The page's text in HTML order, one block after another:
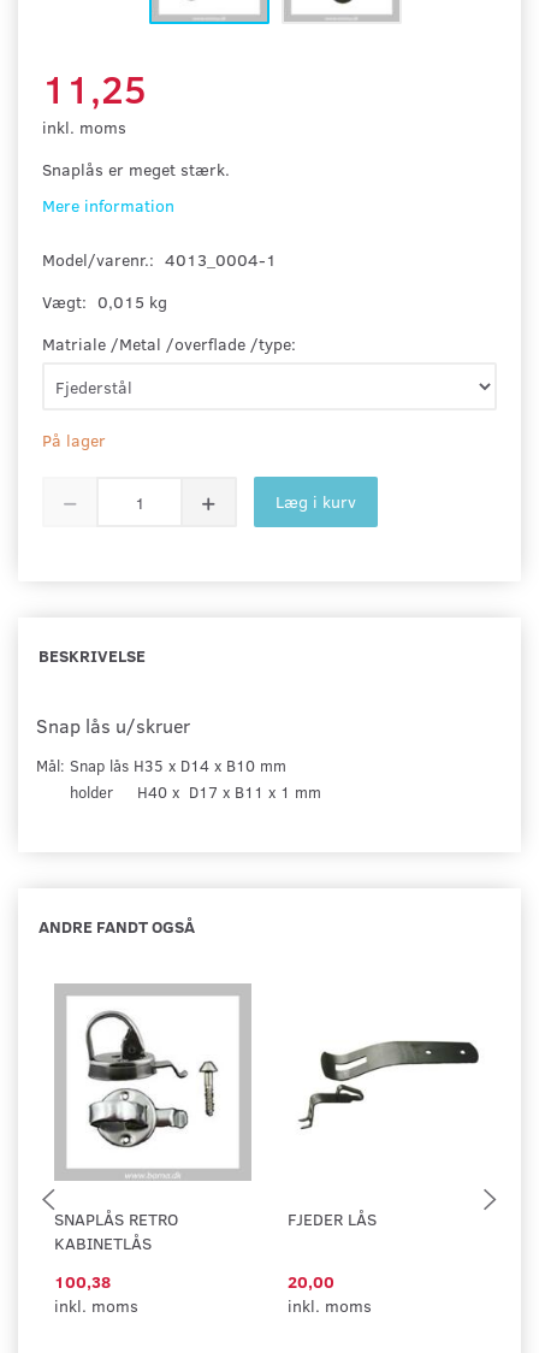
11,25
inkl. moms
Snaplås er meget stærk.
Mere information
Model/varenr.: 4013_0004-1
Vægt: 0,015 kg
Matriale /Metal /overflade /type:
På lager
Læg i kurv
BESKRIVELSE
Snap lås u/skruer
Mål: Snap lås H35 x D14 x B10 mm
holder H40 x D17 x B11 x 1 mm
ANDRE FANDT OGSÅ
SNAPLÅS RETRO
KABINETLÅS
100,38
inkl. moms
FJEDER LÅS
20,00
inkl. moms